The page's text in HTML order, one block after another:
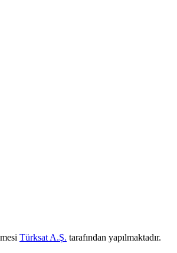
Türksat A.Ş. tarafından yapılmaktadır.